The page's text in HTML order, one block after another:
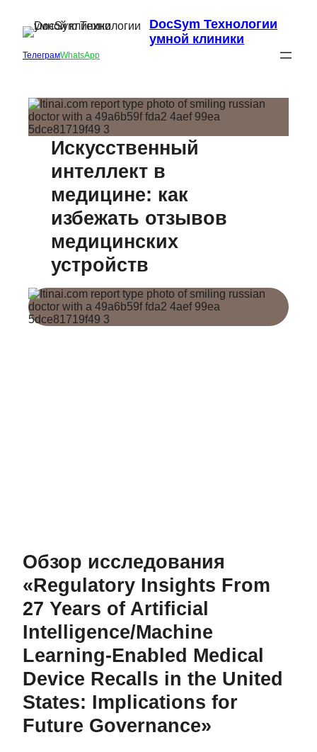
DocSym Технологии
умной клиники
ТелеграмWhatsApp
Искусственный
интеллект в
медицине: как
избежать отзывов
медицинских
устройств
Обзор исследования
«Regulatory Insights From
27 Years of Artificial
Intelligence/Machine
Learning-Enabled Medical
Device Recalls in the United
States: Implications for
Future Governance»